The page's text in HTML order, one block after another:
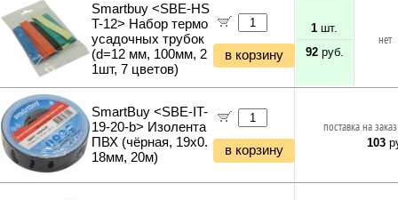
Smartbuy <SBE-HS
T-12> Набор термо
усадочных трубок
(d=12 мм, 100мм, 2
1шт, 7 цветов)
в корзину
1 шт.
92руб.
нет
SmartBuy <SBE-IT-
19-20-b> Изолента
ПВХ (чёрная, 19x0.
18мм, 20м)
в корзину
поставка на
103